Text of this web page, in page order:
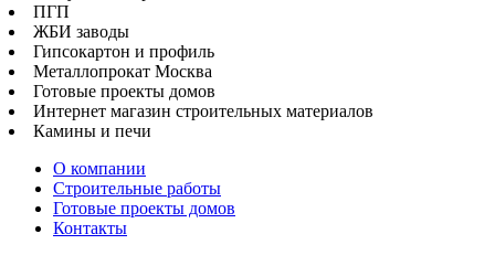
ПГП
ЖБИ заводы
Гипсокартон и профиль
Металлопрокат Москва
Готовые проекты домов
Интернет магазин строительных материалов
Камины и печи
О компании
Строительные работы
Готовые проекты домов
Контакты